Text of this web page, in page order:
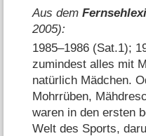
Aus dem
2005):
1985⁠–⁠1986 (Sat.1);
zumindest alles mit
natürlich Mädchen.
Mohrrüben,
waren in den ersten
Welt des Sports,